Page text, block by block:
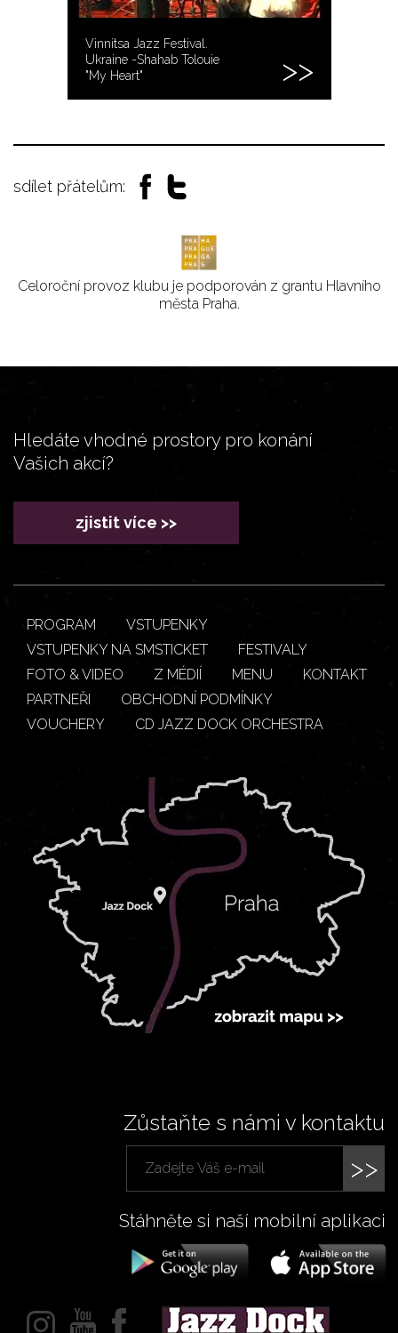
Vinnitsa Jazz Festival.
Ukraine -Shahab Tolouie
"My Heart"
sdílet přátelům:
Celoroční provoz klubu je podporován z grantu Hlavního
města Praha.
Hledáte vhodné prostory pro konání
Vašich akcí?
zjistit více >>
PROGRAM
VSTUPENKY
VSTUPENKY NA SMSTICKET
FESTIVALY
FOTO & VIDEO
Z MÉDIÍ MENU
KONTAKT
PARTNEŘI
OBCHODNÍ PODMÍNKY
VOUCHERY
CD JAZZ DOCK ORCHESTRA
Zůstaňte s námi v kontaktu
>>
Stáhněte si naší mobilní aplikaci